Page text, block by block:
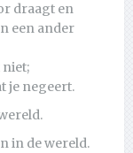
draagt en
een ander
niet;
je negeert.
in de wereld.